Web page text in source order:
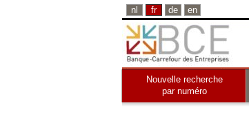
nl fr de en
Nouvelle recherche
par numéro